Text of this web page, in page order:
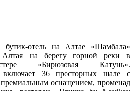
бутик-отель на Алтае «Шамбала»
Алтая на берегу горной реки в
«Бирюзовая Катунь».
включает 36 просторных шале с
оснащением, променад